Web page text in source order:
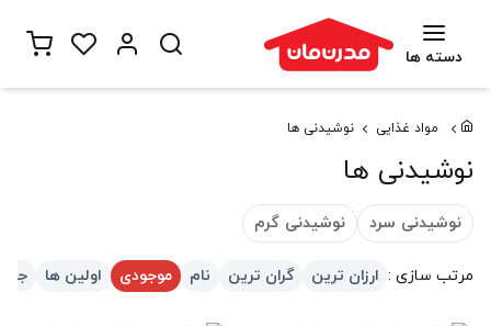
دسته ها
مواد غذایی نوشیدنی ها
نوشیدنی ها
نوشیدنی سرد نوشیدنی گرم
مرتب سازی : ارزان ترین گران ترین نام موجودی اولین ها